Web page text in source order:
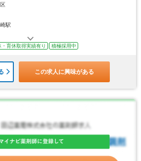
駅
・育休取得実績有り 積極採用中
この求人に興味がある